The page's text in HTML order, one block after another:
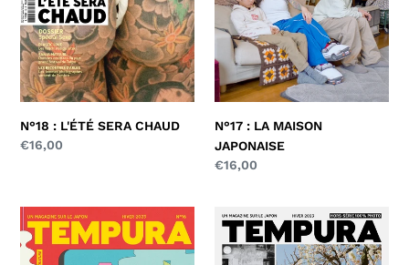
N°18 : L'ÉTÉ SERA CHAUD
Prix
€16,00
N°17 : LA MAISON
JAPONAISE
Prix
€16,00
N°16
:
FICTIONS
HORS-
SÉRIE